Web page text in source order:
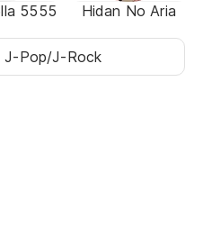
5555 Hidan No Aria
J-Pop/J-Rock